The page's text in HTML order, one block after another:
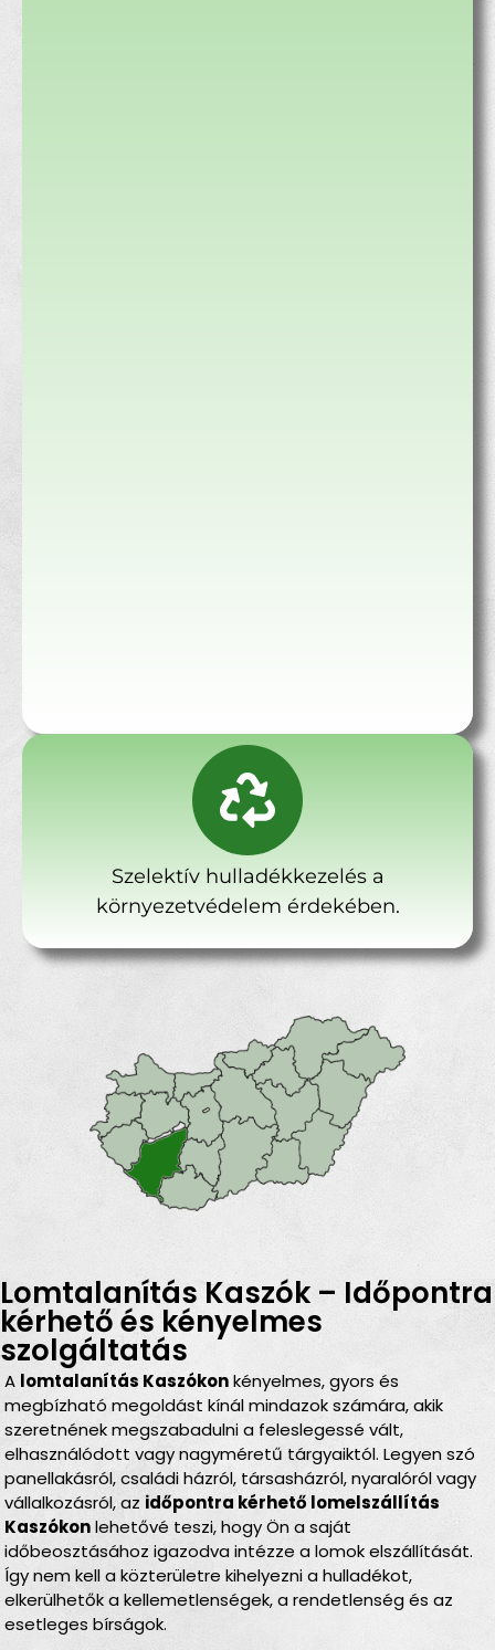
Szelektív hulladékkezelés a
környezetvédelem érdekében.
Lomtalanítás Kaszók – Időpontra
kérhető és kényelmes
szolgáltatás
A lomtalanítás Kaszókonkényelmes, gyors és
megbízható megoldást kínál mindazok számára, akik
szeretnének megszabadulni a feleslegessé vált,
elhasználódott vagy nagyméretű tárgyaiktól. Legyen szó
panellakásról, családi házról, társasházról, nyaralóról vagy
vállalkozásról, az időpontra kérhető lomelszállítás
Kaszókonlehetővé teszi, hogy Ön a saját
időbeosztásához igazodva intézze a lomok elszállítását.
Így nem kell a közterületre kihelyezni a hulladékot,
elkerülhetők a kellemetlenségek, a rendetlenség és az
esetleges bírságok.